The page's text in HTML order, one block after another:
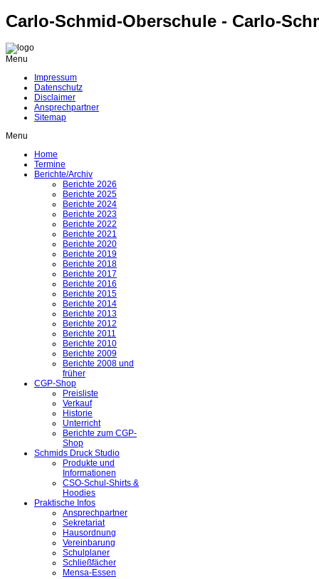
Carlo-Schmid-Oberschule - Carlo-
Menu
Impressum
Datenschutz
Disclaimer
Ansprechpartner
Sitemap
Menu
Home
Termine
Berichte/Archiv
Berichte 2026
Berichte 2025
Berichte 2024
Berichte 2023
Berichte 2022
Berichte 2021
Berichte 2020
Berichte 2019
Berichte 2018
Berichte 2017
Berichte 2016
Berichte 2015
Berichte 2014
Berichte 2013
Berichte 2012
Berichte 2011
Berichte 2010
Berichte 2009
Berichte 2008 und
früher
CGP-Shop
Preisliste
Verkauf
Historie
Unterricht
Berichte zum CGP-
Shop
Schmids Druck Studio
Produkte und
Informationen
CSO-Schul-Shirts &
Hoodies
Praktische Infos
Ansprechpartner
Sekretariat
Hausordnung
Vereinbarung
Schulplaner
Schließfächer
Mensa-Essen